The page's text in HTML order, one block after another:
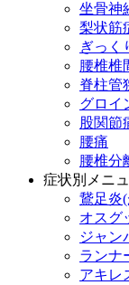
坐骨神
梨状筋
ぎっく
腰椎椎
脊柱管
グロイ
股関節
腰痛
腰椎分
症状別メニ
鵞足炎
オスグ
ジャ
ランナ
アキレ